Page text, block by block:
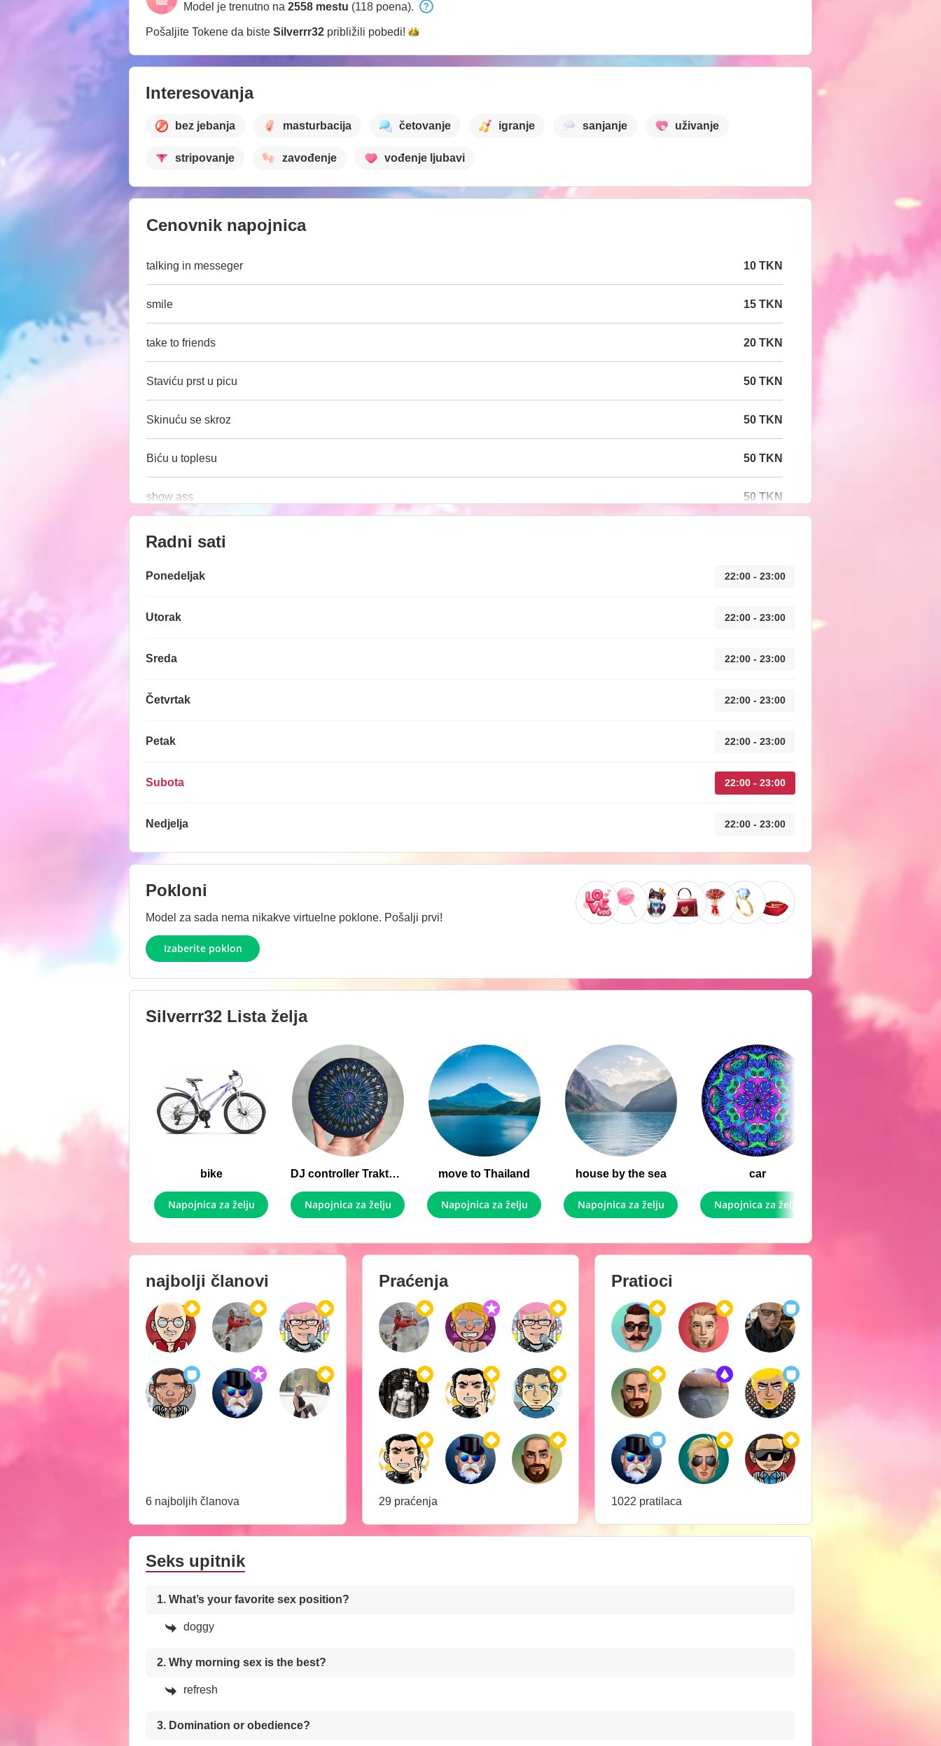
Model je trenutno na 2558 mestu (118 poena).
Pošaljite Tokene da biste Silverrr32 približili pobedi!
Interesovanja
bez jebanja masturbacija četovanje igranje sanjanje uživanje
stripovanje zavođenje vođenje ljubavi
Cenovnik napojnica
talking in messeger 10 TKN
smile 15 TKN
take to friends 20 TKN
Staviću prst u picu 50 TKN
Skinuću se skroz 50 TKN
Biću u toplesu 50 TKN
show ass 50 TKN
Radni sati
Ponedeljak 22:00 - 23:00
Utorak 22:00 - 23:00
Sreda 22:00 - 23:00
Četvrtak 22:00 - 23:00
Petak 22:00 - 23:00
Subota 22:00 - 23:00
Nedjelja 22:00 - 23:00
Pokloni
Model za sada nema nikakve virtuelne poklone. Pošalji prvi!
Izaberite poklon
Silverrr32 Lista želja
bike
Napojnica za želju
DJ controller Traktor MK2
Napojnica za želju
move to Thailand
Napojnica za želju
house by the sea
Napojnica za želju
car
Napojnica za želju
najbolji članovi
6 najboljih članova
Praćenja
29 praćenja
Pratioci
1022 pratilaca
Seks upitnik
1. What’s your favorite sex position?
doggy
2. Why morning sex is the best?
refresh
3. Domination or obedience?